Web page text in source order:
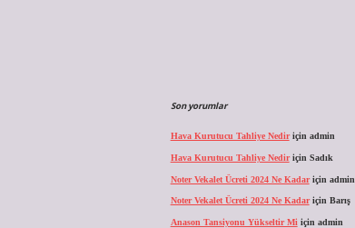
Son yorumlar
Hava Kurutucu Tahliye Nediriçin admin
Hava Kurutucu Tahliye Nediriçin Sadık
Noter Vekalet Ücreti 2024 Ne Kadariçin admin
Noter Vekalet Ücreti 2024 Ne Kadariçin Barış
Anason Tansiyonu Yükseltir Mi için admin